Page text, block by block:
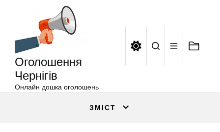
Оголошення
Чернігів
Онлайн дошка оголошень
ЗМІСТ